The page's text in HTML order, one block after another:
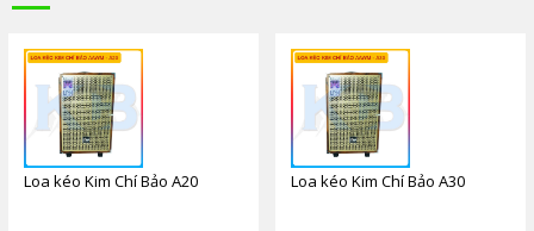
Loa kéo Kim Chí Bảo A20 Loa kéo Kim Chí Bảo A30